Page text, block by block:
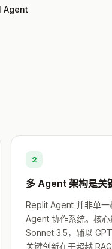
Agent
2
多 Agent 架构是关
Replit Agent 并非单一
Agent 协作系统。核
Sonnet 3.5，辅以
关键创新在于超越